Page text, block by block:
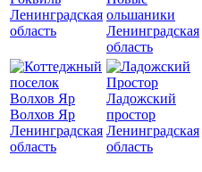
Ленинградская
область
ольшаники
Ленинградская
область
Волхов Яр
Ленинградская
область
Ладожский
простор
Ленинградская
область